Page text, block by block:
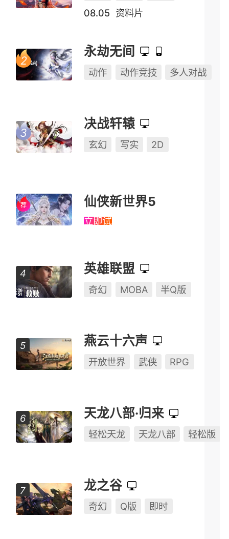
08.05 资料片
永劫无间
动作 动作竞技 多人对战
决战轩辕
玄幻 写实 2D
仙侠新世界5
立即试玩
英雄联盟
奇幻 MOBA 半Q版
燕云十六声
开放世界 武侠 RPG
天龙八部·归来
轻松天龙 天龙八部 轻松版
龙之谷
奇幻 Q版 即时